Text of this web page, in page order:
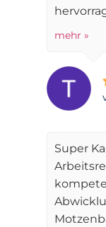
mehr »
Super